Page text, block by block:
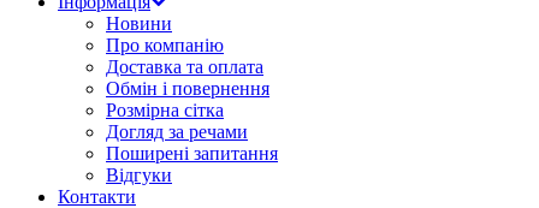
Новини
Про компанію
Доставка та оплата
Обмін і повернення
Розмірна сітка
Догляд за речами
Поширені запитання
Відгуки
Контакти